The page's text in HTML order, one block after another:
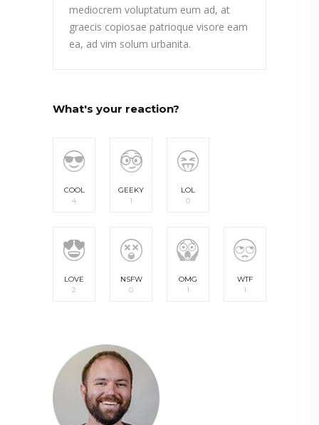
mediocrem voluptatum eum ad, at
graecis copiosae patrioque visore eam
ea, ad vim solum urbanita.
What's your reaction?
COOL
4
GEEKY
1
LOL
0
LOVE
2
NSFW
0
OMG
1
WTF
1